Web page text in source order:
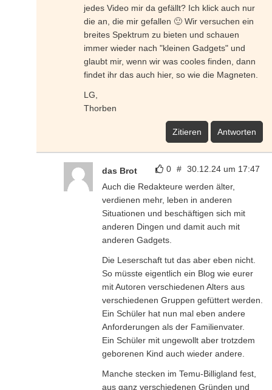
jedes Video mir da gefällt? Ich klick auch nur
die an, die mir gefallen 🙂 Wir versuchen ein
breites Spektrum zu bieten und schauen
immer wieder nach "kleinen Gadgets" und
glaubt mir, wenn wir was cooles finden, dann
findet ihr das auch hier, so wie die Magneten.
LG,
Thorben
Zitieren Antworten
0 # 30.12.24 um 17:47
das Brot
Auch die Redakteure werden älter,
verdienen mehr, leben in anderen
Situationen und beschäftigen sich mit
anderen Dingen und damit auch mit
anderen Gadgets.
Die Leserschaft tut das aber eben nicht.
So müsste eigentlich ein Blog wie eurer
mit Autoren verschiedenen Alters aus
verschiedenen Gruppen gefüttert werden.
Ein Schüler hat nun mal eben andere
Anforderungen als der Familienvater.
Ein Schüler mit ungewollt aber trotzdem
geborenen Kind auch wieder andere.
Manche stecken im Temu-Billigland fest,
aus ganz verschiedenen Gründen und